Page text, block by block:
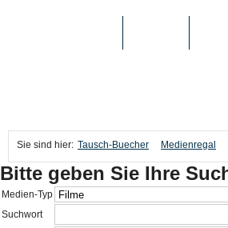
Sie sind hier: Tausch-Buecher Medienregal
Bitte geben Sie Ihre
Medien-Typ
Suchwort